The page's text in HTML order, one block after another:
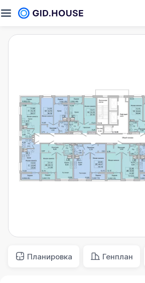
Планировка Генплан